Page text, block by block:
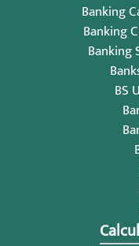
Banking
Banking
Banking
BS